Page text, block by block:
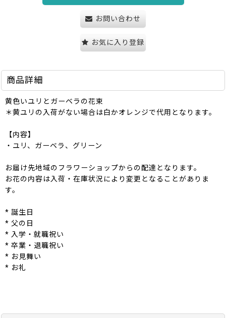
お問い合わせ
お気に入り登録
商品詳細
黄色いユリとガーベラの花束
＊黄ユリの入荷がない場合は白かオレンジで代用となります。
【内容】
・ユリ、ガーベラ、グリーン
お届け先地域のフラワーショップからの配達となります。
お花の内容は入荷・在庫状況により変更となることがありま
す。
* 誕生日
* 父の日
* 入学・就職祝い
* 卒業・退職祝い
* お見舞い
* お礼